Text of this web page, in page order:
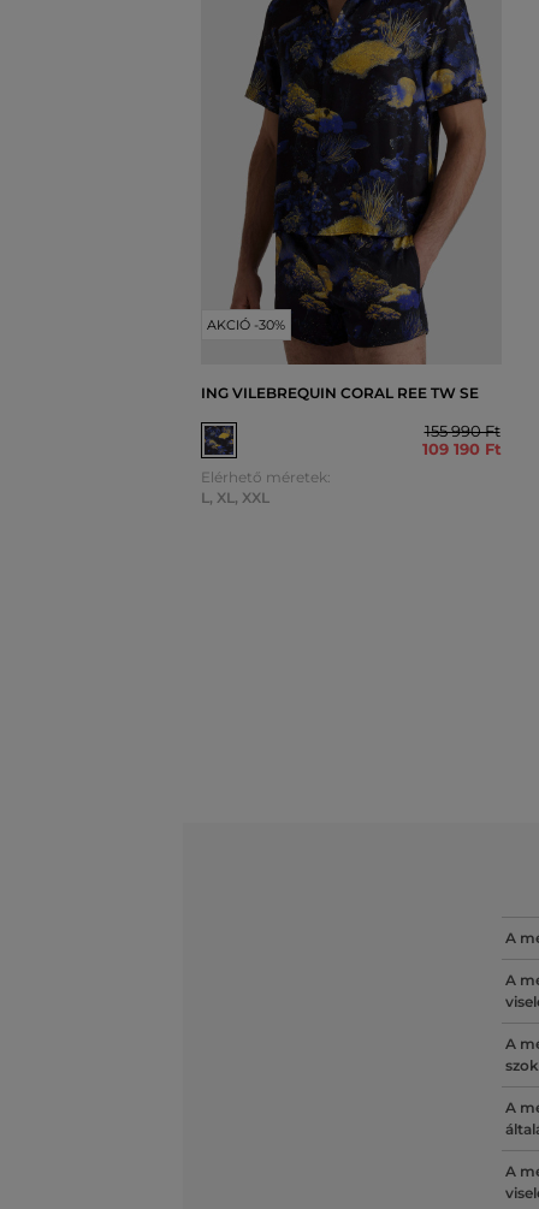
AKCIÓ -30%
ING VILEBREQUIN CORAL REE TW SE
155 990 Ft
109 190 Ft
Elérhető méretek:
L , XL , XXL
A
A
A
A
A